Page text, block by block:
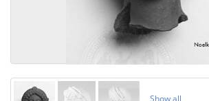
Show all